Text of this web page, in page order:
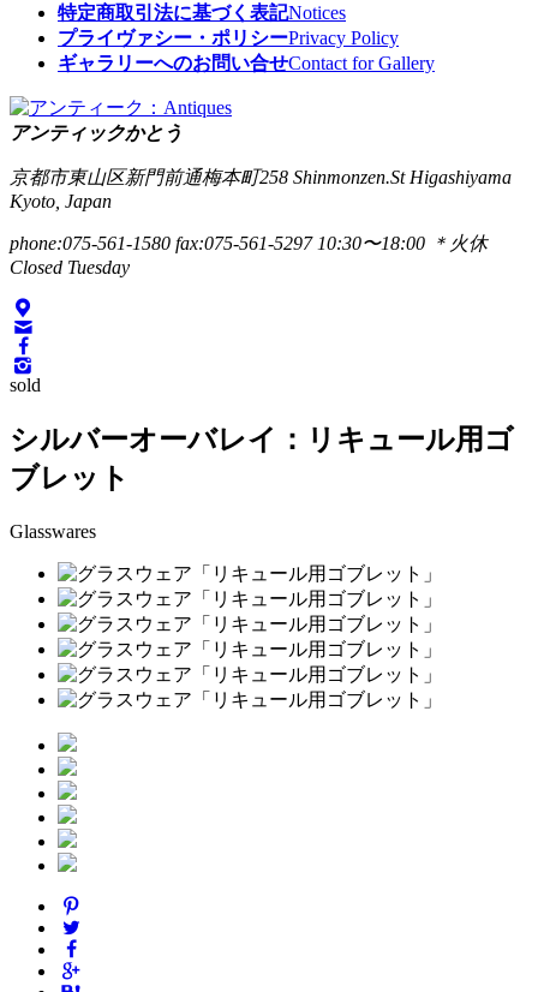
特定商取引法に基づく表記Notices
プライヴァシー・ポリシーPrivacy Policy
ギャラリーへのお問い合せContact for Gallery
アンティックかとう
京都市東山区新門前通梅本町258 Shinmonzen.St Higashiyama
Kyoto, Japan
phone:075-561-1580 fax:075-561-5297 10:30〜18:00 ＊火休
Closed Tuesday
sold
シルバーオーバレイ：リキュール用ゴ
ブレット
Glasswares